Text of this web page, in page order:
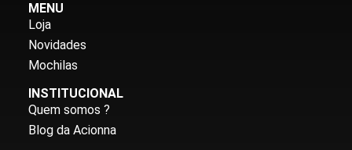
MENU
Loja
Novidades
Mochilas
INSTITUCIONAL
Quem somos ?
Blog da Acionna